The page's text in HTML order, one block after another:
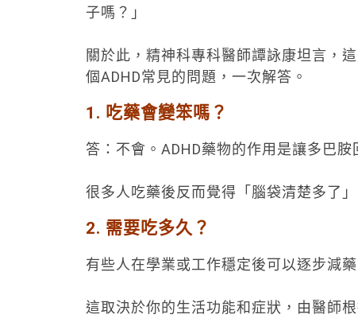
子嗎？」
關於此，精神科專科醫師譚詠康坦言，
個ADHD常見的問題，一次解答。
1. 吃藥會變笨嗎？
答：不會。ADHD藥物的作用是讓多巴
很多人吃藥後反而覺得「腦袋清楚多了
2. 需要吃多久？
有些人在學業或工作穩定後可以逐步減
這取決於你的生活功能和症狀，由醫師